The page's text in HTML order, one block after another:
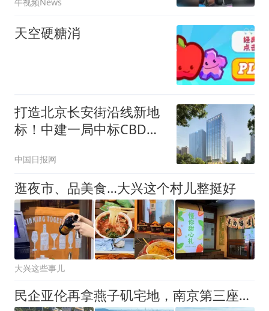
跳糖”
天空硬糖消
打造北京长安街沿线新地
标！中建一局中标CBD核
中国日报网
逛夜市、品美食…大兴这个村儿整挺好
大兴这些事儿
民企亚伦再拿燕子矶宅地，南京第三座山姆来了！